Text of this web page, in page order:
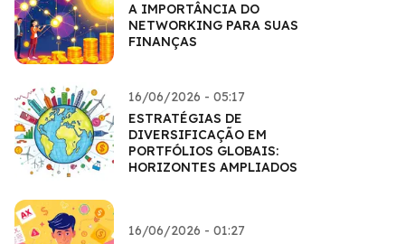
A IMPORTÂNCIA DO
NETWORKING PARA SUAS
FINANÇAS
16/06/2026 - 05:17
ESTRATÉGIAS DE
DIVERSIFICAÇÃO EM
PORTFÓLIOS GLOBAIS:
HORIZONTES AMPLIADOS
16/06/2026 - 01:27